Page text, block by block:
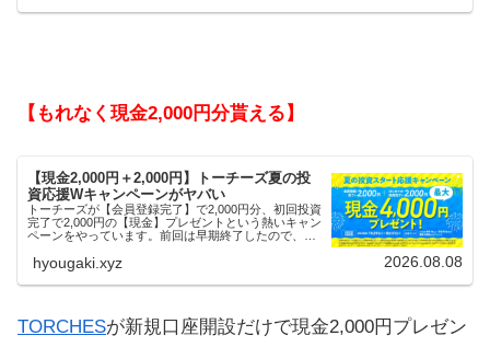
【もれなく現金2,000円分貰える】
【現金2,000円＋2,000円】トーチーズ夏の投
資応援Wキャンペーンがヤバい
トーチーズが【会員登録完了】で2,000円分、初回投資
完了で2,000円の【現金】プレゼントという熱いキャン
ペーンをやっています。前回は早期終了したので、使
hyougaki.xyz 2026.08.08
TORCHESが新規口座開設だけで現金2,000円プレゼン